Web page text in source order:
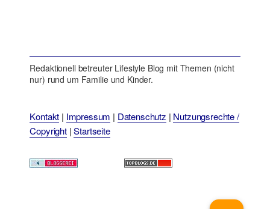
Redaktionell betreuter Lifestyle Blog mit Themen (nicht
nur) rund um Familie und Kinder.
Kontakt | Impressum | Datenschutz | Nutzungsrechte /
Copyright|Startseite